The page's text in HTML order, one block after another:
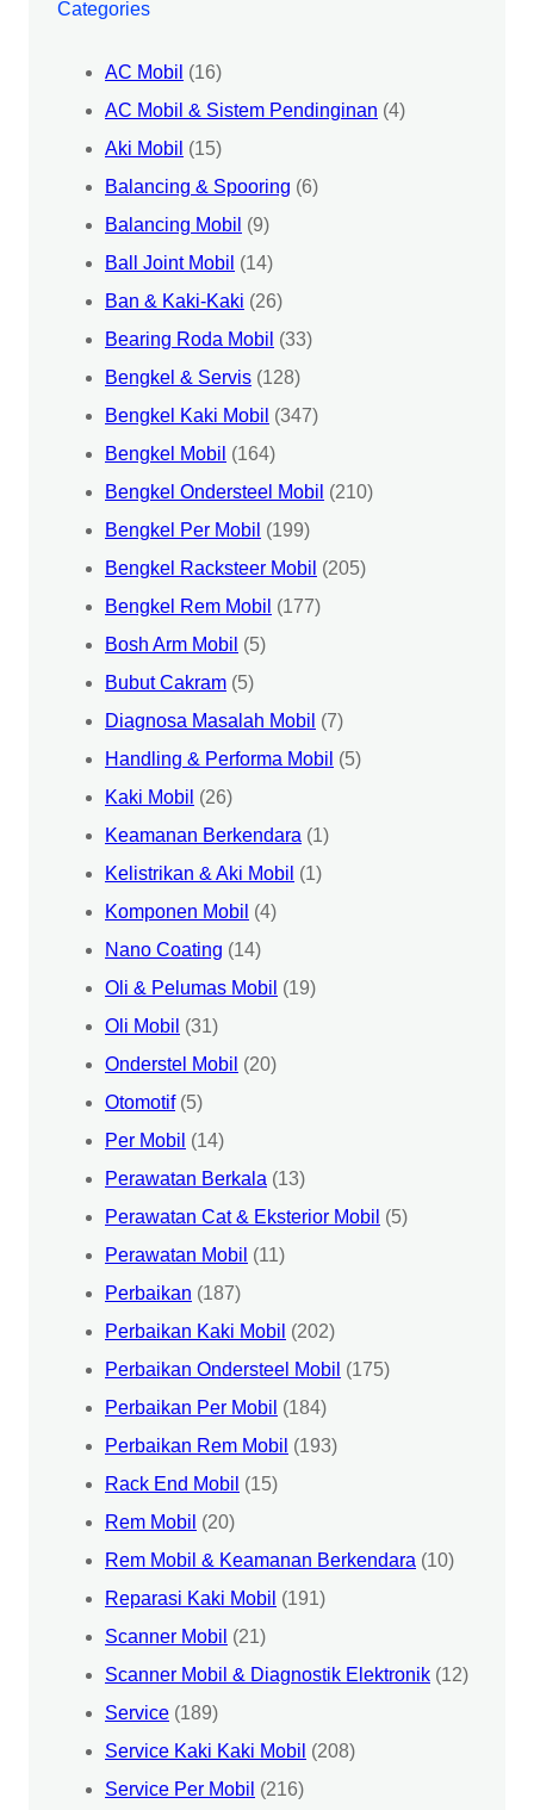
Categories
AC Mobil (16)
AC Mobil & Sistem Pendinginan (4)
Aki Mobil (15)
Balancing & Spooring (6)
Balancing Mobil (9)
Ball Joint Mobil (14)
Ban & Kaki-Kaki (26)
Bearing Roda Mobil (33)
Bengkel & Servis (128)
Bengkel Kaki Mobil (347)
Bengkel Mobil (164)
Bengkel Ondersteel Mobil (210)
Bengkel Per Mobil (199)
Bengkel Racksteer Mobil (205)
Bengkel Rem Mobil (177)
Bosh Arm Mobil (5)
Bubut Cakram (5)
Diagnosa Masalah Mobil (7)
Handling & Performa Mobil (5)
Kaki Mobil (26)
Keamanan Berkendara (1)
Kelistrikan & Aki Mobil (1)
Komponen Mobil (4)
Nano Coating (14)
Oli & Pelumas Mobil (19)
Oli Mobil (31)
Onderstel Mobil (20)
Otomotif(5)
Per Mobil (14)
Perawatan Berkala (13)
Perawatan Cat & Eksterior Mobil (5)
Perawatan Mobil (11)
Perbaikan (187)
Perbaikan Kaki Mobil (202)
Perbaikan Ondersteel Mobil (175)
Perbaikan Per Mobil (184)
Perbaikan Rem Mobil (193)
Rack End Mobil (15)
Rem Mobil (20)
Rem Mobil & Keamanan Berkendara (10)
Reparasi Kaki Mobil (191)
Scanner Mobil (21)
Scanner Mobil & Diagnostik Elektronik (12)
Service (189)
Service Kaki Kaki Mobil (208)
Service Per Mobil (216)